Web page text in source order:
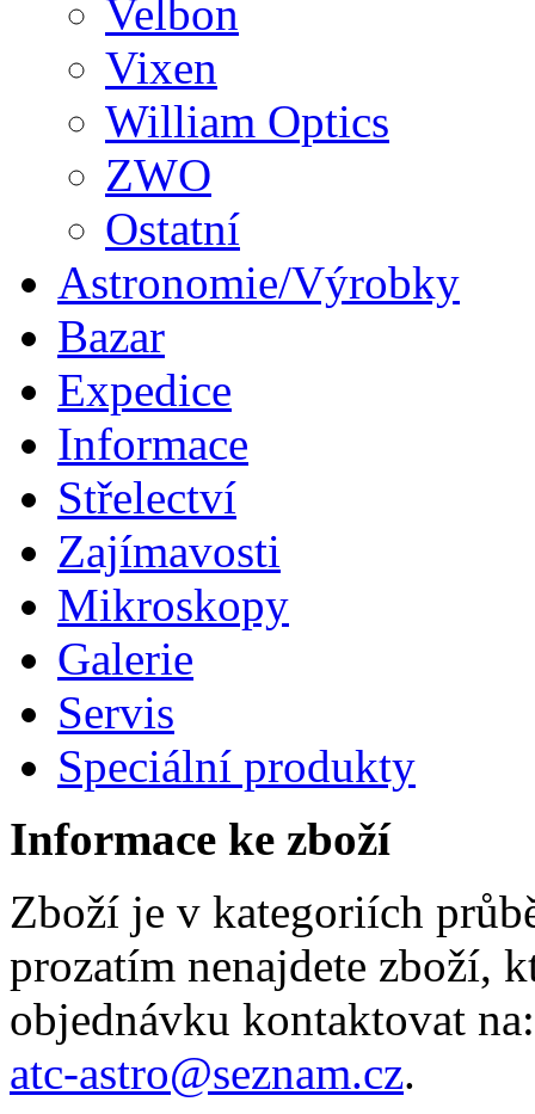
Velbon
Vixen
William Optics
ZWO
Ostatní
Astronomie/Výrobky
Bazar
Expedice
Informace
Střelectví
Zajímavosti
Mikroskopy
Galerie
Servis
Speciální produkty
Informace ke zboží
Zboží je v kategoriích
prozatím nenajdete zboží,
objednávku kontaktovat na:
atc-astro@seznam.cz.